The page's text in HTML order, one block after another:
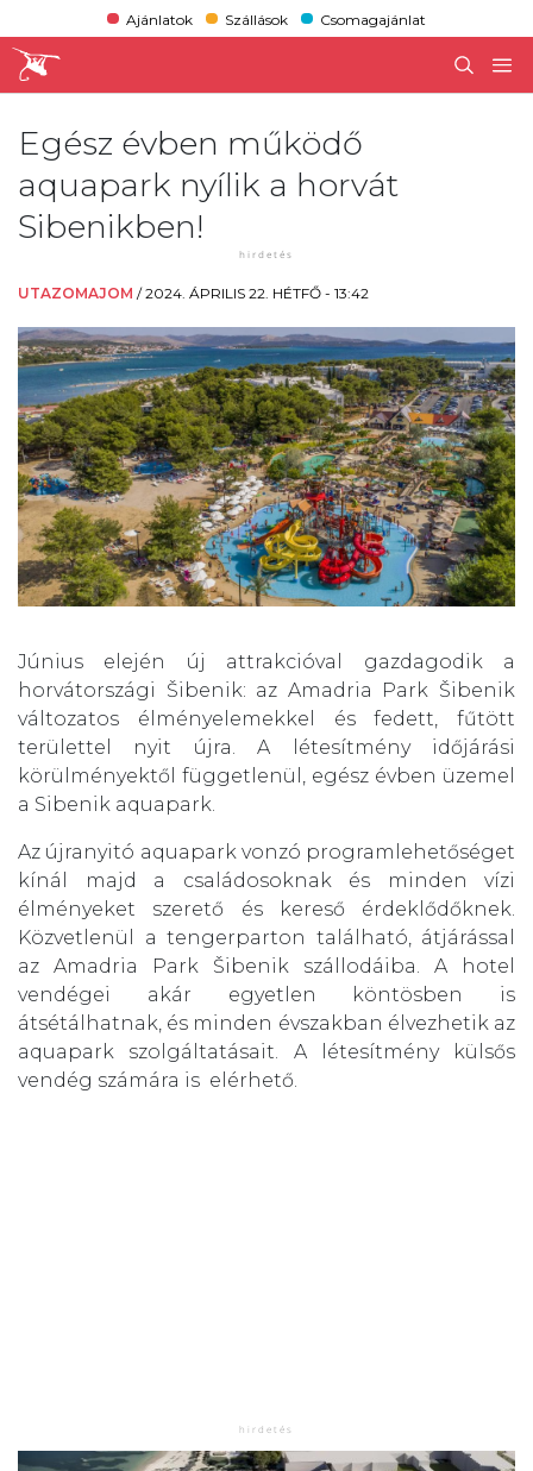
Ajánlatok Szállások Csomagajánlat
Egész évben működő
aquapark nyílik a horvát
Sibenikben!
UTAZOMAJOM /2024. ÁPRILIS 22. HÉTFŐ - 13:42
Június elején új attrakcióval gazdagodik a
horvátországi Šibenik: az Amadria Park Šibenik
változatos élményelemekkel és fedett, fűtött
területtel nyit újra. A létesítmény időjárási
körülményektől függetlenül, egész évben üzemel
a Sibenik aquapark.
Az újranyitó aquapark vonzó programlehetőséget
kínál majd a családosoknak és minden vízi
élményeket szerető és kereső érdeklődőknek.
Közvetlenül a tengerparton található, átjárással
az Amadria Park Šibenik szállodáiba. A hotel
vendégei akár egyetlen köntösben is
átsétálhatnak, és minden évszakban élvezhetik az
aquapark szolgáltatásait. A létesítmény külsős
vendég számára is elérhető.